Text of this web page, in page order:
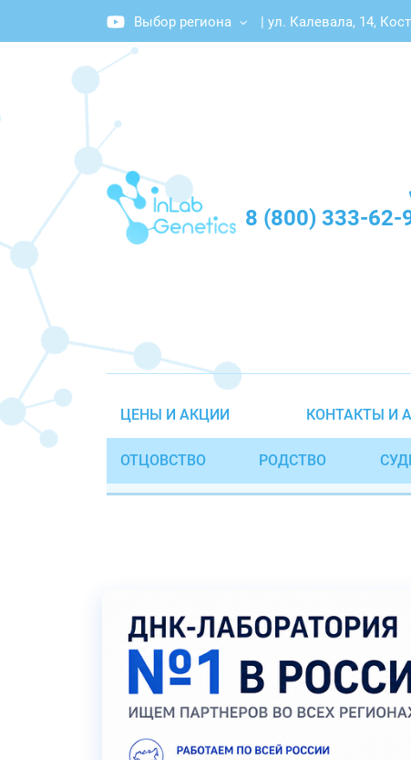
Выбор региона | ул. Калевала, 14,
8 (800) 333-62-
ЦЕНЫ И АКЦИИ КОНТАКТЫ И
ОТЦОВСТВО РОДСТВО